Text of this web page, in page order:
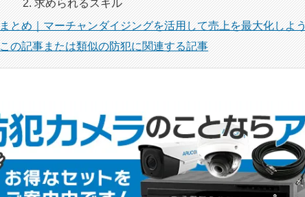
求められるスキル
まとめ｜マーチャンダイジングを活用して売上を最大化しよう
この記事または類似の防犯に関連する記事